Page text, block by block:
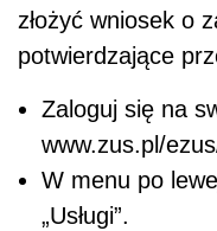
złożyć wniosek o
potwierdzające
Zaloguj się na
www.zus.pl/
W menu po
„Usługi”.